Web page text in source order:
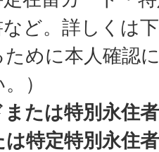
ど。詳しくは
ために本人確認
）
たは特別永住
は特定特別永住